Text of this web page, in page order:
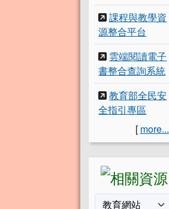
課程與教學資
源整合平台
雲端閱讀電子
書整合查詢系統
教育部全民安
全指引專區
[ more...